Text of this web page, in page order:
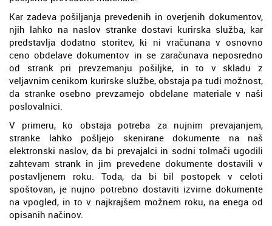
Kar zadeva pošiljanja prevedenih in overjenih dokumentov,
njih lahko na naslov stranke dostavi kurirska služba, kar
predstavlja dodatno storitev, ki ni vračunana v osnovno
ceno obdelave dokumentov in se zaračunava neposredno
od strank pri prevzemanju pošiljke, in to v skladu z
veljavnim cenikom kurirske službe, obstaja pa tudi možnost,
da stranke osebno prevzamejo obdelane materiale v naši
poslovalnici.
V primeru, ko obstaja potreba za nujnim prevajanjem,
stranke lahko pošljejo skenirane dokumente na naš
elektronski naslov, da bi prevajalci in sodni tolmači ugodili
zahtevam strank in jim prevedene dokumente dostavili v
postavljenem roku. Toda, da bi bil postopek v celoti
spoštovan, je nujno potrebno dostaviti izvirne dokumente
na vpogled, in to v najkrajšem možnem roku, na enega od
opisanih načinov.